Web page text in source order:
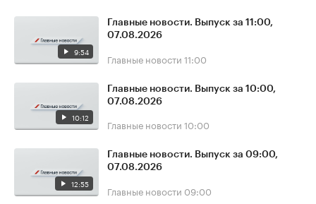
9:54
Главные новости. Выпуск за 11:00,
07.08.2026
Главные новости 11:00
10:12
Главные новости. Выпуск за 10:00,
07.08.2026
Главные новости 10:00
12:55
Главные новости. Выпуск за 09:00,
07.08.2026
Главные новости 09:00